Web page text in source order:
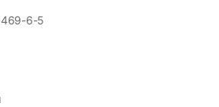
6-5